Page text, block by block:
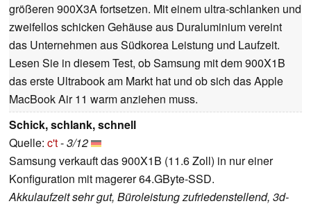
größeren 900X3A fortsetzen. Mit einem ultra-schlanken und
zweifellos schicken Gehäuse aus Duraluminium vereint
das Unternehmen aus Südkorea Leistung und Laufzeit.
Lesen Sie in diesem Test, ob Samsung mit dem 900X1B
das erste Ultrabook am Markt hat und ob sich das Apple
MacBook Air 11 warm anziehen muss.
Schick, schlank, schnell
Quelle: c't-3/12
Samsung verkauft das 900X1B (11.6 Zoll) in nur einer
Konfiguration mit magerer 64.GByte-SSD.
Akkulaufzeit sehr gut, Büroleistung zufriedenstellend, 3d-